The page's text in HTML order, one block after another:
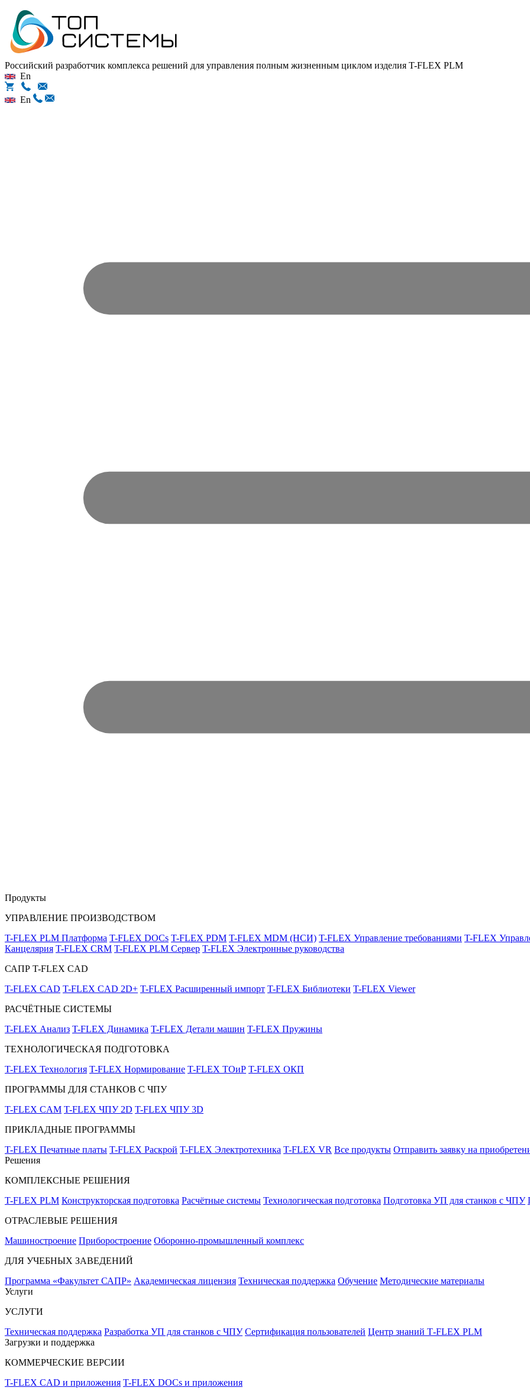
Российский разработчик комплекса решений для управления полным жизненным циклом изделия T-FLEX PLM
En
En
Продукты
УПРАВЛЕНИЕ ПРОИЗВОДСТВОМ
T-FLEX PLM Платформа T-FLEX DOCs T-FLEX PDM T-FLEX MDM (НСИ) T-FLEX Управление требованиями T-FLEX
Канцелярия T-FLEX CRM T-FLEX PLM Сервер T-FLEX Электронные руководства
САПР T-FLEX CAD
T-FLEX CAD T-FLEX CAD 2D+ T-FLEX Расширенный импорт T-FLEX Библиотеки T-FLEX Viewer
РАСЧЁТНЫЕ СИСТЕМЫ
T-FLEX Анализ T-FLEX Динамика T-FLEX Детали машин T-FLEX Пружины
ТЕХНОЛОГИЧЕСКАЯ ПОДГОТОВКА
T-FLEX Технология T-FLEX Нормирование T-FLEX ТОиР T-FLEX ОКП
ПРОГРАММЫ ДЛЯ СТАНКОВ С ЧПУ
T-FLEX CAM T-FLEX ЧПУ 2D T-FLEX ЧПУ 3D
ПРИКЛАДНЫЕ ПРОГРАММЫ
T-FLEX Печатные платы T-FLEX Раскрой T-FLEX Электротехника T-FLEX VR Все продукты Отправить заявку на
Решения
КОМПЛЕКСНЫЕ РЕШЕНИЯ
T-FLEX PLM Конструкторская подготовка Расчётные системы Технологическая подготовка Подготовка УП для станков с ЧПУ
ОТРАСЛЕВЫЕ РЕШЕНИЯ
Машиностроение Приборостроение Оборонно-промышленный комплекс
ДЛЯ УЧЕБНЫХ ЗАВЕДЕНИЙ
Программа «Факультет САПР» Академическая лицензия Техническая поддержка Обучение Методические материалы
Услуги
УСЛУГИ
Техническая поддержка Разработка УП для станков с ЧПУ Сертификация пользователей Центр знаний T‑FLEX PLM
Загрузки и поддержка
КОММЕРЧЕСКИЕ ВЕРСИИ
T-FLEX CAD и приложения T-FLEX DOCs и приложения